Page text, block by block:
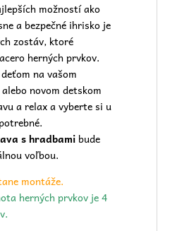
možností ako
a bezpečné ihrisko je
zostáv, ktoré
herných prvkov.
na vašom
alebo novomdetskom
a relax a vyberte si u
s hradbami bude
voľbou.
montáže.
herných prvkov je 4